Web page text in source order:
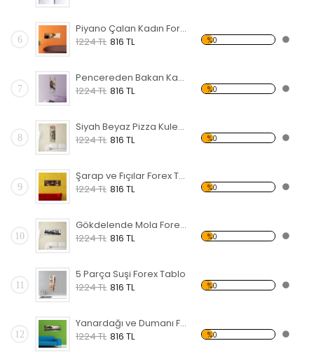
6
Piyano Çalan Kadın Forex Tablo
1224 TL 816 TL %0
7
Pencereden Bakan Kadın Forex Tablo
1224 TL 816 TL %0
8
Siyah Beyaz Pizza Kulesi Forex Tablo
1224 TL 816 TL %0
9
Şarap ve Fıçılar Forex Tablo
1224 TL 816 TL %0
10
Gökdelende Mola Forex Tablo
1224 TL 816 TL %0
11
5 Parça Suşi Forex Tablo
1224 TL 816 TL %0
12
Yanardağı ve Dumanı Forex Tablo
1224 TL 816 TL %0